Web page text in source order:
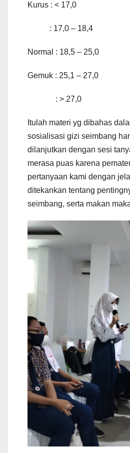
Kurus : < 17,0
: 17,0 – 18,4
Normal : 18,5 – 25,0
Gemuk : 25,1 – 27,0
: > 27,0
Itulah materi yg dibahas
sosialisasi gizi seimbang
dilanjutkan dengan sesi
merasa puas karena
pertanyaan kami dengan
ditekankan tentang
seimbang, serta makan